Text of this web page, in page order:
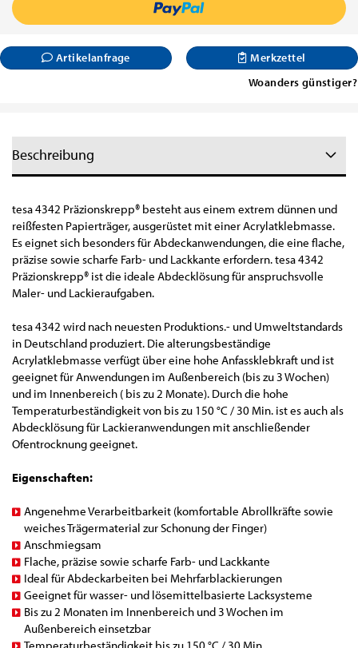
Artikelanfrage
Merkzettel
Woanders günstiger?
Beschreibung
tesa 4342 Präzionskrepp® besteht aus einem extrem dünnen und
reißfesten Papierträger, ausgerüstet mit einer Acrylatklebmasse.
Es eignet sich besonders für Abdeckanwendungen, die eine flache,
präzise sowie scharfe Farb- und Lackkante erfordern. tesa 4342
Präzionskrepp® ist die ideale Abdecklösung für anspruchsvolle
Maler- und Lackieraufgaben.
tesa 4342 wird nach neuesten Produktions.- und Umweltstandards
in Deutschland produziert. Die alterungsbeständige
Acrylatklebmasse verfügt über eine hohe Anfassklebkraft und ist
geeignet für Anwendungen im Außenbereich (bis zu 3 Wochen)
und im Innenbereich ( bis zu 2 Monate). Durch die hohe
Temperaturbeständigkeit von bis zu 150 °C / 30 Min. ist es auch als
Abdecklösung für Lackieranwendungen mit anschließender
Ofentrocknung geeignet.
Eigenschaften:
Angenehme Verarbeitbarkeit (komfortable Abrollkräfte sowie
weiches Trägermaterial zur Schonung der Finger)
Anschmiegsam
Flache, präzise sowie scharfe Farb- und Lackkante
Ideal für Abdeckarbeiten bei Mehrfarblackierungen
Geeignet für wasser- und lösemittelbasierte Lacksysteme
Bis zu 2 Monaten im Innenbereich und 3 Wochen im
Außenbereich einsetzbar
Temperaturbeständigkeit bis zu 150 °C / 30 Min